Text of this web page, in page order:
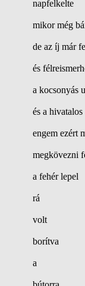
napfelkelte
mikor még
de az íj már
és
a kocsonyás
és a
engem ezért
megkövezni
a fehér lepel
rá
volt
borítva
a